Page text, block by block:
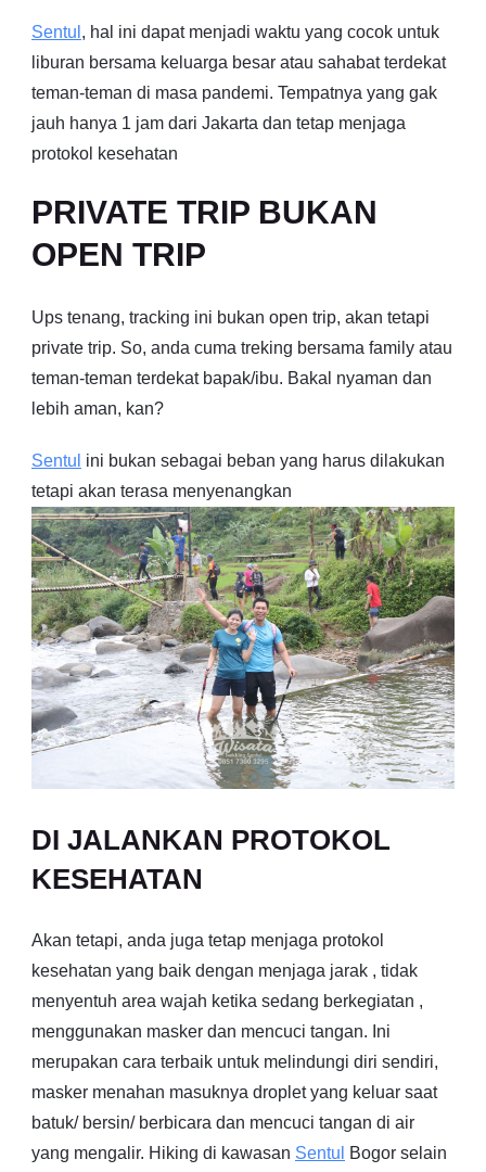
Sentul , hal ini dapat menjadi waktu yang cocok untuk
liburan bersama keluarga besar atau sahabat terdekat
teman-teman di masa pandemi. Tempatnya yang gak
jauh hanya 1 jam dari Jakarta dan tetap menjaga
protokol kesehatan
PRIVATE TRIP BUKAN
OPEN TRIP
Ups tenang, tracking ini bukan open trip, akan tetapi
private trip. So, anda cuma treking bersama family atau
teman-teman terdekat bapak/ibu. Bakal nyaman dan
lebih aman, kan?
Sentul ini bukan sebagai beban yang harus dilakukan
tetapi akan terasa menyenangkan
DI JALANKAN PROTOKOL
KESEHATAN
Akan tetapi, anda juga tetap menjaga protokol
kesehatan yang baik dengan menjaga jarak , tidak
menyentuh area wajah ketika sedang berkegiatan ,
menggunakan masker dan mencuci tangan. Ini
merupakan cara terbaik untuk melindungi diri sendiri,
masker menahan masuknya droplet yang keluar saat
batuk/ bersin/ berbicara dan mencuci tangan di air
yang mengalir. Hiking di kawasan Sentul
Bogor selain